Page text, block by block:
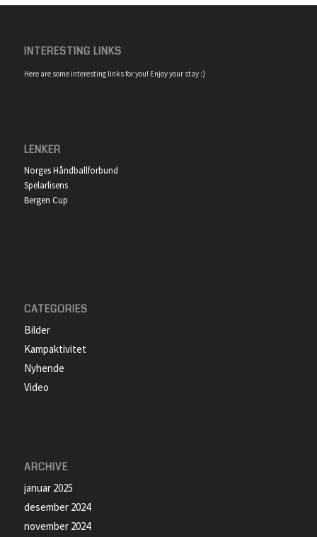
INTERESTING LINKS
Here are some interesting links for you! Enjoy your stay :)
LENKER
Norges Håndballforbund
Spelarlisens
Bergen Cup
CATEGORIES
Bilder
Kampaktivitet
Nyhende
Video
ARCHIVE
januar 2025
desember 2024
november 2024